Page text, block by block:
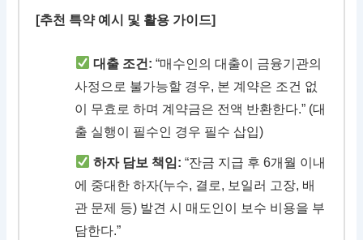
[추천 특약 예시 및 활용 가이드]
대출 조건: “매수인의 대출이 금융기관의
사정으로 불가능할 경우, 본 계약은 조건 없
이 무효로 하며 계약금은 전액 반환한다.” (대
출 실행이 필수인 경우 필수 삽입)
하자 담보 책임: “잔금 지급 후 6개월 이내
에 중대한 하자(누수, 결로, 보일러 고장, 배
관 문제 등) 발견 시 매도인이 보수 비용을 부
담한다.”